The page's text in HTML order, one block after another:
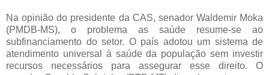
Na opinião do presidente da CAS, senador Waldemir Moka
(PMDB-MS), o problema as saúde resume-se ao
subfinanciamento do setor. O país adotou um sistema de
atendimento universal à saúde da população sem investir
recursos necessários para assegurar esse direito. O